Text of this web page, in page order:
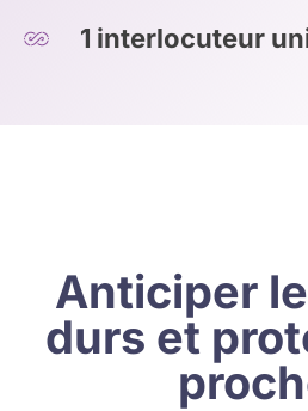
1 interlocuteur
Anticiper
durs et